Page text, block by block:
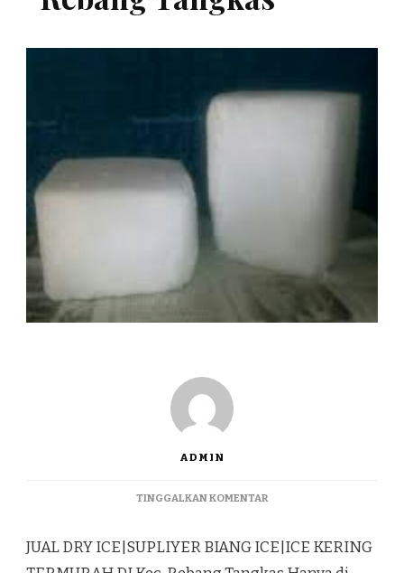
ADMIN
TINGGALKAN KOMENTARPADA
ICE|SUPLIYER
BIANG
JUAL DRY ICE|SUPLIYER BIANG ICE|ICE KERING